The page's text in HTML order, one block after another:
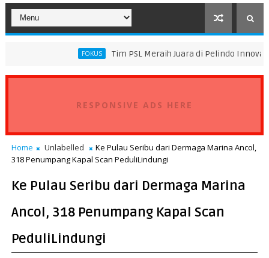
Tim PSL Meraih Juara di Pelindo Innovation Award
RESPONSIVE ADS HERE
Home Unlabelled
Ke Pulau Seribu dari Dermaga Marina Ancol,
318 Penumpang Kapal Scan PeduliLindungi
Ke Pulau Seribu dari Dermaga Marina
Ancol, 318 Penumpang Kapal Scan
PeduliLindungi